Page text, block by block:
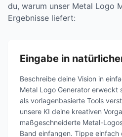
du, warum unser Metal Logo
Ergebnisse liefert:
Eingabe in
Beschreibe deine Vision in
Metal Logo Generator erweckt
als vorlagenbasierte Tools
unsere KI deine kreativen
maßgeschneiderte Metal-
Band einfangen. Tippe einfach